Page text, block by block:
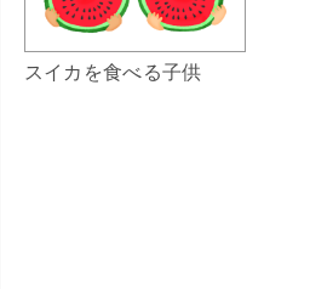
スイカを食べる子供